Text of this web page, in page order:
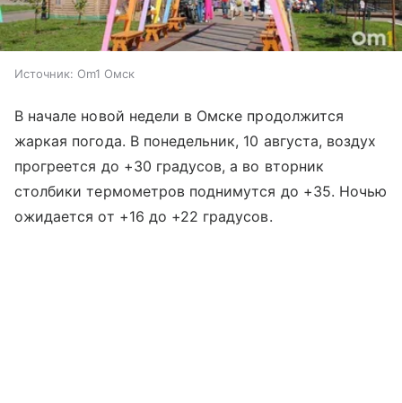
Источник: Om1 Омск
В начале новой недели в Омске продолжится
жаркая погода. В понедельник, 10 августа, воздух
прогреется до +30 градусов, а во вторник
столбики термометров поднимутся до +35. Ночью
ожидается от +16 до +22 градусов.